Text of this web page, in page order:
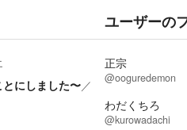
にしました〜／
ユーザーの
正宗
@ooguredemon
わだくちろ
@kurowadachi